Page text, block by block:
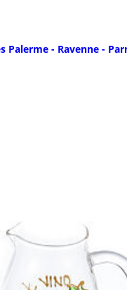
- Ravenne -